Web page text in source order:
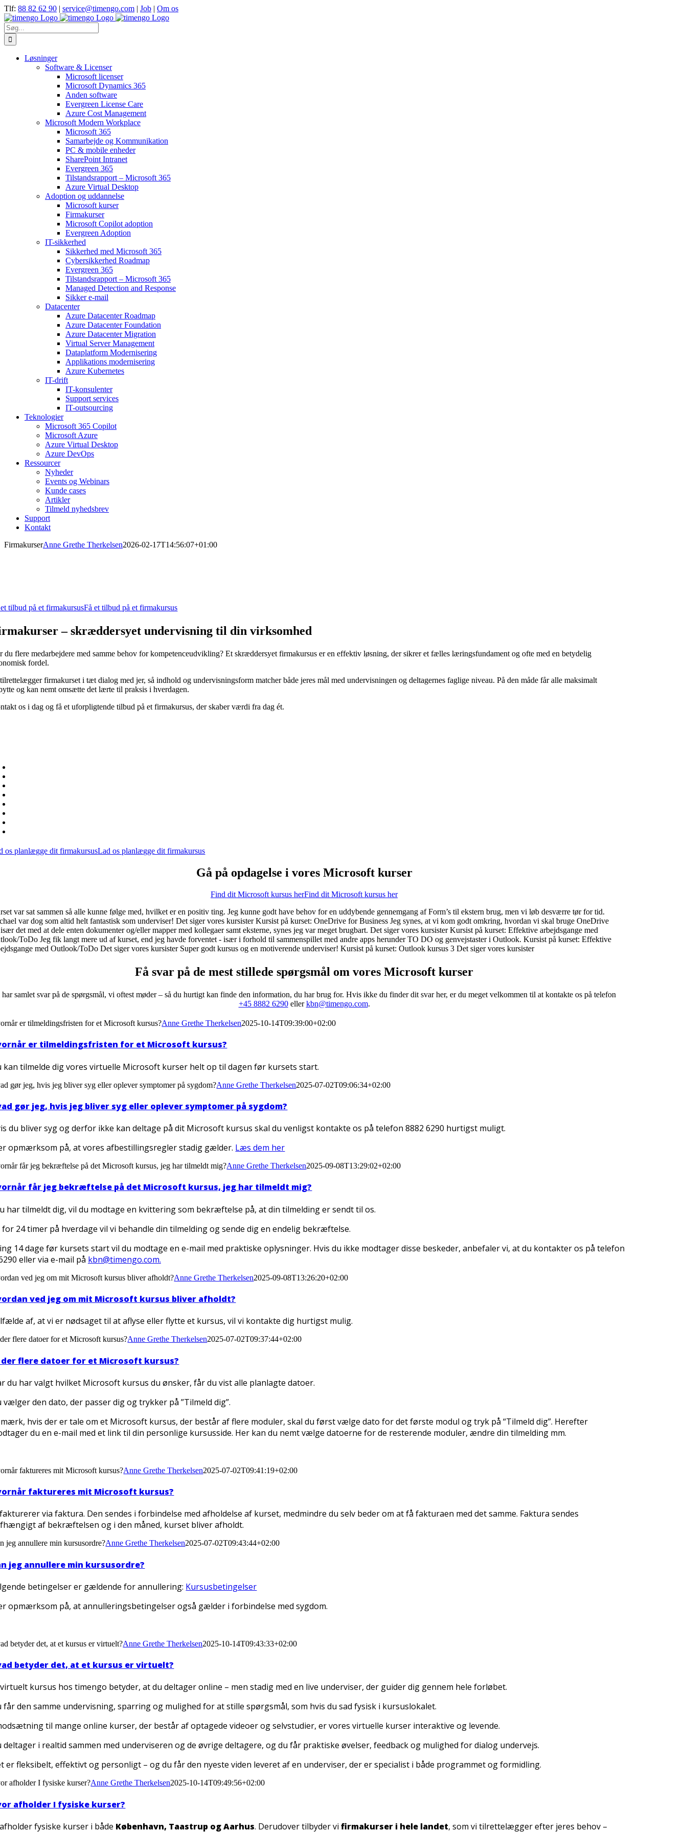
Skip
to
content
Tlf: 88 82 62 90 | service@timengo.com | Job | Om os
Søg
efter:
Løsninger
Software & Licenser
Microsoft licenser
Microsoft Dynamics 365
Anden software
Evergreen License Care
Azure Cost Management
Microsoft Modern Workplace
Microsoft 365
Samarbejde og Kommunikation
PC & mobile enheder
SharePoint Intranet
Evergreen 365
Tilstandsrapport – Microsoft 365
Azure Virtual Desktop
Adoption og uddannelse
Microsoft kurser
Firmakurser
Microsoft Copilot adoption
Evergreen Adoption
IT-sikkerhed
Sikkerhed med Microsoft 365
Cybersikkerhed Roadmap
Evergreen 365
Tilstandsrapport – Microsoft 365
Managed Detection and Response
Sikker e-mail
Datacenter
Azure Datacenter Roadmap
Azure Datacenter Foundation
Azure Datacenter Migration
Virtual Server Management
Dataplatform Modernisering
Applikations modernisering
Azure Kubernetes
IT-drift
IT-konsulenter
Support services
IT-outsourcing
Teknologier
Microsoft 365 Copilot
Microsoft Azure
Azure Virtual Desktop
Azure DevOps
Ressourcer
Nyheder
Events og Webinars
Kunde cases
Artikler
Tilmeld nyhedsbrev
Support
Kontakt
FirmakurserAnne Grethe Therkelsen2026-02-17T14:56:07+01:00
tilbud på et firmakursusFå et tilbud på et firmakursus
– skræddersyet undervisning til din virksomhed
du flere medarbejdere med samme behov for kompetenceudvikling? Et skræddersyet firmakursus er en effektiv løsning, der sikrer et fælles læringsfundament og ofte med en betydelig
fordel.
firmakurset i tæt dialog med jer, så indhold og undervisningsform matcher både jeres mål med undervisningen og deltagernes faglige niveau. På den måde får alle maksimalt
og kan nemt omsætte det lærte til praksis i hverdagen.
os i dag og få et uforpligtende tilbud på et firmakursus, der skaber værdi fra dag ét.
os planlægge dit firmakursusLad os planlægge dit firmakursus
Gå på opdagelse i vores Microsoft kurser
Find dit Microsoft kursus herFind dit Microsoft kursus her
var sat sammen så alle kunne følge med, hvilket er en positiv ting. Jeg kunne godt have behov for en uddybende gennemgang af Form’s til ekstern brug, men vi løb desværre tør for tid.
var dog som altid helt fantastisk som underviser! Det siger vores kursister Kursist på kurset: OneDrive for Business Jeg synes, at vi kom godt omkring, hvordan vi skal bruge OneDrive
det med at dele enten dokumenter og/eller mapper med kollegaer samt eksterne, synes jeg var meget brugbart. Det siger vores kursister Kursist på kurset: Effektive arbejdsgange med
ToDo Jeg fik langt mere ud af kurset, end jeg havde forventet - især i forhold til sammenspillet med andre apps herunder TO DO og genvejstaster i Outlook. Kursist på kurset: Effektive
med Outlook/ToDo Det siger vores kursister Super godt kursus og en motiverende underviser! Kursist på kurset: Outlook kursus 3 Det siger vores kursister
Få svar på de mest stillede spørgsmål om vores Microsoft kurser
samlet svar på de spørgsmål, vi oftest møder – så du hurtigt kan finde den information, du har brug for. Hvis ikke du finder dit svar her, er du meget velkommen til at kontakte os på telefon
+45 8882 6290ellerkbn@timengo.com.
er tilmeldingsfristen for et Microsoft kursus?Anne Grethe Therkelsen2025-10-14T09:39:00+02:00
er tilmeldingsfristen for et Microsoft kursus?
kan tilmelde dig vores virtuelle Microsoft kurser helt op til dagen før kursets start.
gør jeg, hvis jeg bliver syg eller oplever symptomer på sygdom?Anne Grethe Therkelsen2025-07-02T09:06:34+02:00
gør jeg, hvis jeg bliver syg eller oplever symptomer på sygdom?
du bliver syg og derfor ikke kan deltage på dit Microsoft kursus skal du venligst kontakte os på telefon 8882 6290 hurtigst muligt.
opmærksom på, at vores afbestillingsregler stadig gælder. Læs dem her
får jeg bekræftelse på det Microsoft kursus, jeg har tilmeldt mig?Anne Grethe Therkelsen2025-09-08T13:29:02+02:00
får jeg bekræftelse på det Microsoft kursus, jeg har tilmeldt mig?
har tilmeldt dig, vil du modtage en kvittering som bekræftelse på, at din tilmelding er sendt til os.
24 timer på hverdage vil vi behandle din tilmelding og sende dig en endelig bekræftelse.
14 dage før kursets start vil du modtage en e-mail med praktiske oplysninger. Hvis du ikke modtager disse beskeder, anbefaler vi, at du kontakter os på telefon
eller via e-mail på kbn@timengo.com.
ved jeg om mit Microsoft kursus bliver afholdt?Anne Grethe Therkelsen2025-09-08T13:26:20+02:00
ved jeg om mit Microsoft kursus bliver afholdt?
af, at vi er nødsaget til at aflyse eller flytte et kursus, vil vi kontakte dig hurtigst mulig.
flere datoer for et Microsoft kursus?Anne Grethe Therkelsen2025-07-02T09:37:44+02:00
der flere datoer for et Microsoft kursus?
du har valgt hvilket Microsoft kursus du ønsker, får du vist alle planlagte datoer.
vælger den dato, der passer dig og trykker på ”Tilmeld dig”.
hvis der er tale om et Microsoft kursus, der består af flere moduler, skal du først vælge dato for det første modul og tryk på “Tilmeld dig”. Herefter
du en e-mail med et link til din personlige kursusside. Her kan du nemt vælge datoerne for de resterende moduler, ændre din tilmelding mm.
faktureres mit Microsoft kursus?Anne Grethe Therkelsen2025-07-02T09:41:19+02:00
faktureres mit Microsoft kursus?
via faktura. Den sendes i forbindelse med afholdelse af kurset, medmindre du selv beder om at få fakturaen med det samme. Faktura sendes
af bekræftelsen og i den måned, kurset bliver afholdt.
jeg annullere min kursusordre?Anne Grethe Therkelsen2025-07-02T09:43:44+02:00
jeg annullere min kursusordre?
betingelser er gældende for annullering: Kursusbetingelser
opmærksom på, at annulleringsbetingelser også gælder i forbindelse med sygdom.
betyder det, at et kursus er virtuelt?Anne Grethe Therkelsen2025-10-14T09:43:33+02:00
betyder det, at et kursus er virtuelt?
kursus hos timengo betyder, at du deltager online – men stadig med en live underviser, der guider dig gennem hele forløbet.
får den samme undervisning, sparring og mulighed for at stille spørgsmål, som hvis du sad fysisk i kursuslokalet.
til mange online kurser, der består af optagede videoer og selvstudier, er vores virtuelle kurser interaktive og levende.
deltager i realtid sammen med underviseren og de øvrige deltagere, og du får praktiske øvelser, feedback og mulighed for dialog undervejs.
er fleksibelt, effektivt og personligt – og du får den nyeste viden leveret af en underviser, der er specialist i både programmet og formidling.
afholder I fysiske kurser?Anne Grethe Therkelsen2025-10-14T09:49:56+02:00
afholder I fysiske kurser?
fysiske kurser i både København, Taastrup og Aarhus. Derudover tilbyder vifirmakurser i hele landet, som vi tilrettelægger efter jeres behov –